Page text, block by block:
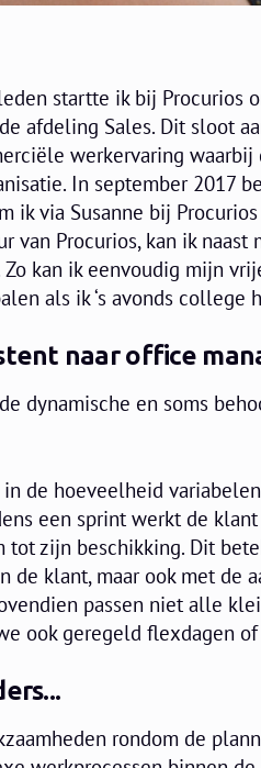
startte ik bij Procurios
afdeling Sales. Dit sloot
werkervaring
In september 2017
ik via Susanne bij
van Procurios, kan ik
kan ik eenvoudig mijn
als ik ‘s avonds college
naar office
dynamische en soms
de hoeveelheid
een sprint werkt de
tot zijn beschikking. Dit
de klant, maar ook met de
passen niet alle
ook geregeld flexdagen
rondom de